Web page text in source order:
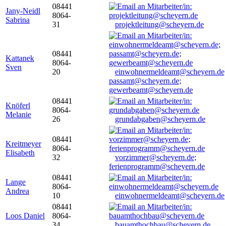
Jany-Neidl
Sabrina
08441
8064-
31
projektleitung@scheyern.de
Kattanek
Sven
08441
8064-
20
passamt@scheyern.de;
gewerbeamt@scheyern.de
Knöferl
Melanie
08441
8064-
26
grundabgaben@scheyern.de
Kreitmeyer
Elisabeth
08441
8064-
32
vorzimmer@scheyern.de;
ferienprogramm@scheyern.de
Lange
Andrea
08441
8064-
10
einwohnermeldeamt@scheyern.de
Loos Daniel
08441
8064-